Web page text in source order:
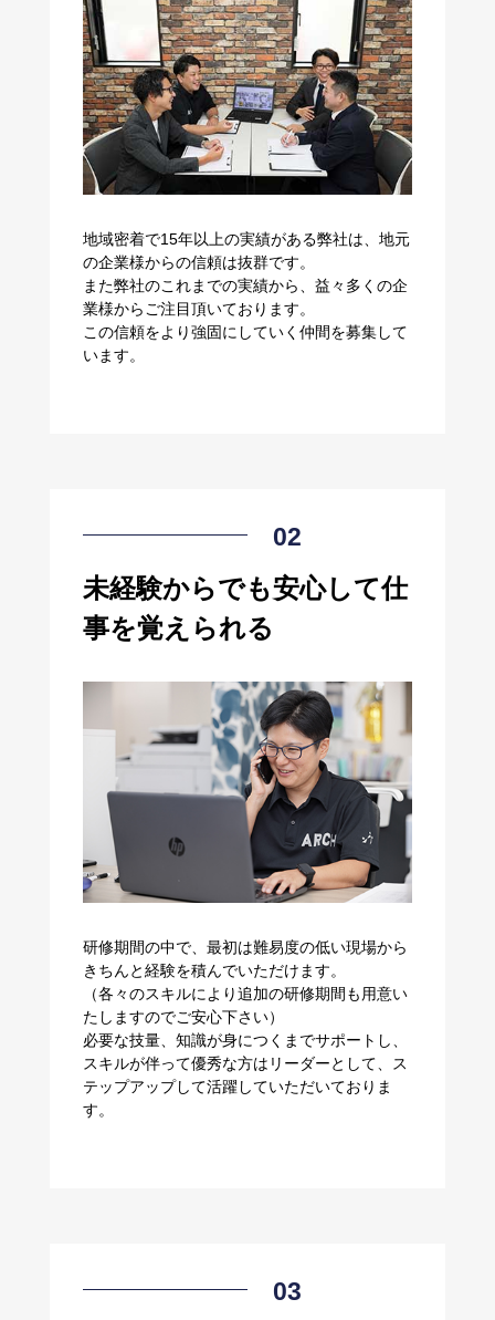
地域密着で15年以上の実績がある弊社は、地元
の企業様からの信頼は抜群です。
また弊社のこれまでの実績から、益々多くの企
業様からご注目頂いております。
この信頼をより強固にしていく仲間を募集して
います。
未経験からでも安心して仕
事を覚えられる
研修期間の中で、最初は難易度の低い現場から
きちんと経験を積んでいただけます。
（各々のスキルにより追加の研修期間も用意い
たしますのでご安心下さい）
必要な技量、知識が身につくまでサポートし、
スキルが伴って優秀な方はリーダーとして、ス
テップアップして活躍していただいておりま
す。